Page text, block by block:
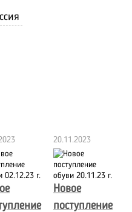
20.11.2023
Новое
поступление